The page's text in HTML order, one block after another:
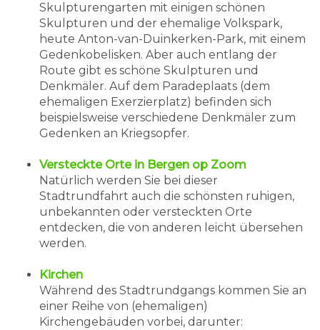
Skulpturengarten mit einigen schönen
Skulpturen und der ehemalige Volkspark,
heute Anton-van-Duinkerken-Park, mit einem
Gedenkobelisken. Aber auch entlang der
Route gibt es schöne Skulpturen und
Denkmäler. Auf dem Paradeplaats (dem
ehemaligen Exerzierplatz) befinden sich
beispielsweise verschiedene Denkmäler zum
Gedenken an Kriegsopfer.
Versteckte Orte in Bergen op Zoom
Natürlich werden Sie bei dieser
Stadtrundfahrt auch die schönsten ruhigen,
unbekannten oder versteckten Orte
entdecken, die von anderen leicht übersehen
werden.
Kirchen
Während des Stadtrundgangs kommen Sie an
einer Reihe von (ehemaligen)
Kirchengebäuden vorbei, darunter: